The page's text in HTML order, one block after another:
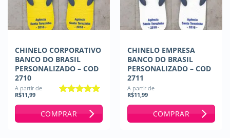
CHINELO CORPORATIVO
BANCO DO BRASIL
PERSONALIZADO – COD
2710
A partir de
R$11,99
COMPRAR
CHINELO EMPRESA
BANCO DO BRASIL
PERSONALIZADO – COD
2711
A partir de
R$11,99
COMPRAR